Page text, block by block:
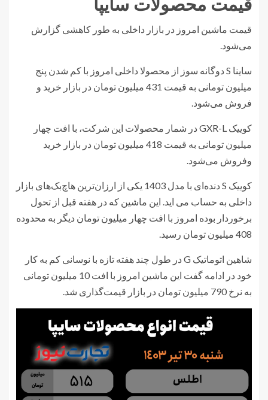
قیمت ماشین امروز در بازار داخلی به طور کاهشی گزارش
می‌شود.
ساینا S دوگانه سوز از محصولا داخلی امروز با کم شدن پنج
میلیون تومانی به قیمت 431 میلیون تومان در بازار خرید و
فروش می‌شود.
کوییک GXR-L در شمار محصولات این شرکت، با افت چهار
میلیون تومانی به قیمت 418 میلیون تومان در بازار خرید
وفروش می‌شود.
کوییک S دنده‌ای با مدل 1403 یکی از ارزان‌ترین هاچ‌بک‌های بازار
داخلی به حساب می اید. این ماشین که در هفته قبل از تحول
برخوردار بوده امروز با افت چهار میلیون تومان دیگر به محدوده
408 میلیون تومان رسید.
شاهین اتوماتیک G در طول چند هفته تازه با نوسانی کم به کار
خود در ادامه گفت این ماشین امروز با افت 10 میلیون تومانی
به نرخ 790 میلیون تومان در بازار قیمت‌گذاری شد.